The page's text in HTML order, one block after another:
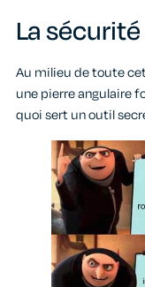
La
Au milieu de toute
une pierre angulaire
quoi sert un outil